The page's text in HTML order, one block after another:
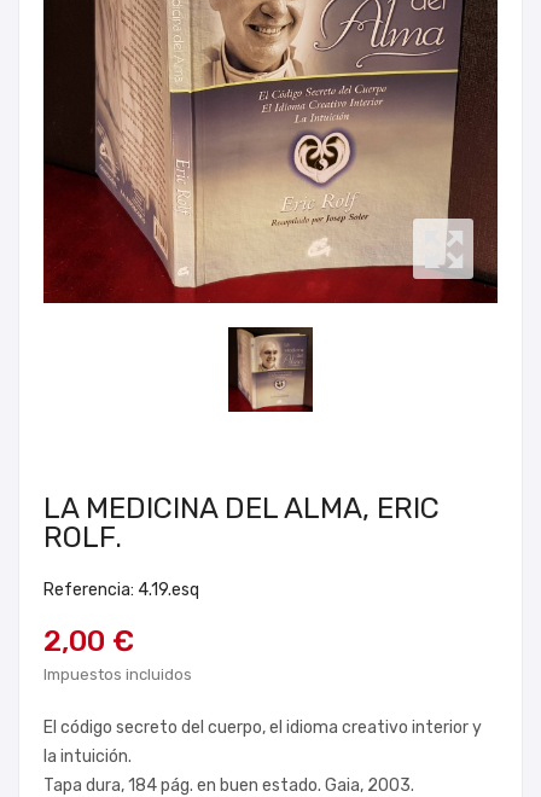
LA MEDICINA DEL ALMA, ERIC
ROLF.
Referencia: 4.19.esq
2,00 €
Impuestos incluidos
El código secreto del cuerpo, el idioma creativo interior y
la intuición.
Tapa dura, 184 pág. en buen estado. Gaia, 2003.